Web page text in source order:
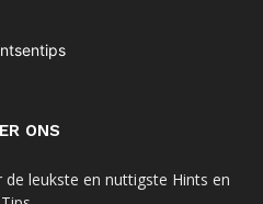
ONS
leukste en nuttigste Hints en